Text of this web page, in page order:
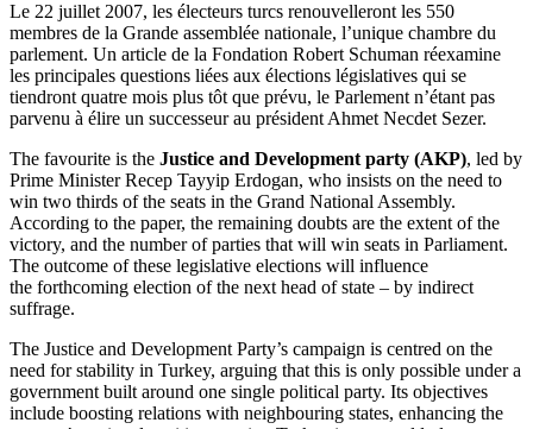
Le 22 juillet 2007, les électeurs turcs renouvelleront les 550
membres de la Grande assemblée nationale, l’unique chambre du
parlement. Un article de la Fondation Robert Schuman réexamine
les principales questions liées aux élections législatives qui se
tiendront quatre mois plus tôt que prévu, le Parlement n’étant pas
parvenu à élire un successeur au président Ahmet Necdet Sezer.
The favourite is the Justice and Development party (AKP), led by
Prime Minister Recep Tayyip Erdogan, who insists on the need to
win two thirds of the seats in the Grand National Assembly.
According to the paper, the remaining doubts are the extent of the
victory, and the number of parties that will win seats in Parliament.
The outcome of these legislative elections will influence
the forthcoming election of the next head of state – by indirect
suffrage.
The Justice and Development Party’s campaign is centred on the
need for stability in Turkey, arguing that this is only possible under a
government built around one single political party. Its objectives
include boosting relations with neighbouring states, enhancing the